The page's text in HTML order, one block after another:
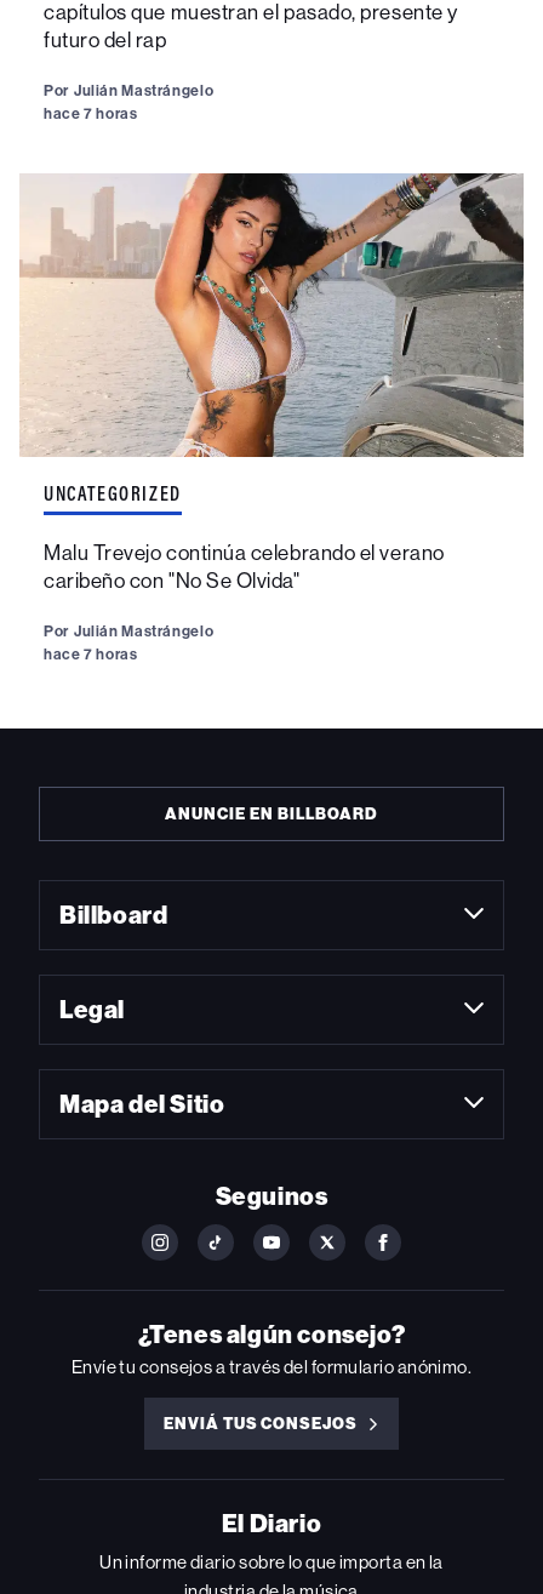
capítulos que muestran el pasado, presente y
futuro del rap
Por Julián Mastrángelo
hace 7 horas
UNCATEGORIZED
Malu Trevejo continúa celebrando el verano
caribeño con "No Se Olvida"
Por Julián Mastrángelo
hace 7 horas
ANUNCIE EN BILLBOARD
Billboard
Legal
Mapa del Sitio
Seguinos
FOLLOW
ON
INSTAGRAM
FOLLOW
ON
YOUTUBE
FOLLOW
ON
YOUTUBE
FOLLOW
ON
FOLLOW
ON
FACEBOOK
¿Tenes algún consejo?
Envíe tu consejos a través del formulario anónimo.
ENVIÁ TUS CONSEJOS
ENVIÁ
CONSEJOS
El Diario
Un informe diario sobre lo que importa en la